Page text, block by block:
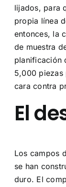
lijados, para
propia línea
entonces, la
de muestra
planificación
5,000 piezas
cara contra
El
Los campos
se han
duro. El